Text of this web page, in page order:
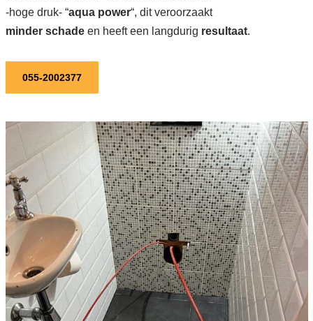
-hoge druk- “aqua power“, dit veroorzaakt
minder schadeen heeft een langdurig resultaat.
055-2002377